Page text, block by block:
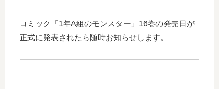
コミック「1年A組のモンスター」16巻の発売日が
正式に発表されたら随時お知らせします。